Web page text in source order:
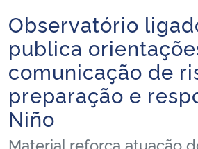
Ministério da Infraestrutura
Ministério da Agricultura, Pecuária e
Ministério da Educação
Ministério da Cidadania
Início do conteúdo
Observatório
publica
comunicação de
preparação e
Niño
Material reforça atuação